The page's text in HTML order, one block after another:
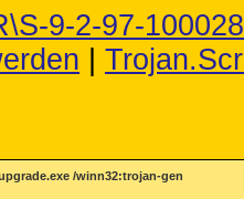
9-2-97-
/winn32:trojan-gen